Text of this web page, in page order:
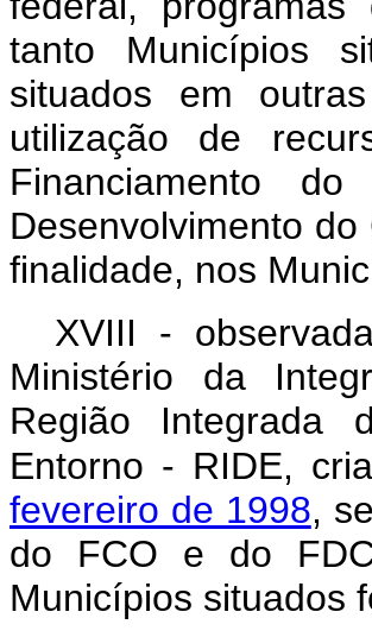
tanto Municípios
situados em
utilização de
Financiamento
Desenvolvimento
finalidade, nos
XVIII -
Ministério da
Região Integrada
Entorno - RIDE,
fevereiro de 1998,
do FCO e do
Municípios situados